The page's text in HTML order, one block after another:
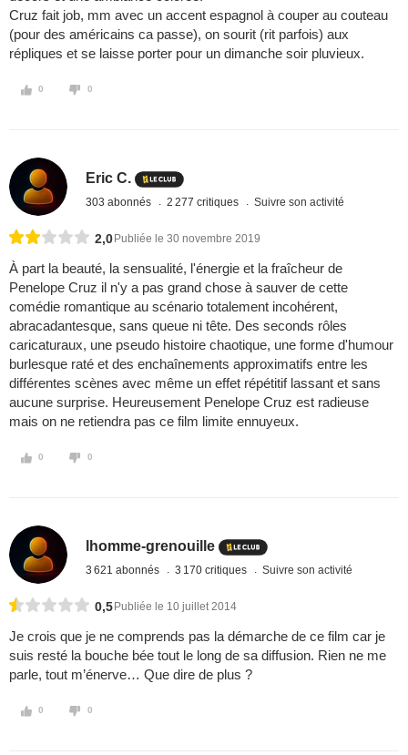
Cruz fait job, mm avec un accent espagnol à couper au couteau
(pour des américains ca passe), on sourit (rit parfois) aux
répliques et se laisse porter pour un dimanche soir pluvieux.
0 0
Eric C.
303 abonnés 2 277 critiques Suivre son activité
2,0 Publiée le 30 novembre 2019
À part la beauté, la sensualité, l'énergie et la fraîcheur de
Penelope Cruz il n'y a pas grand chose à sauver de cette
comédie romantique au scénario totalement incohérent,
abracadantesque, sans queue ni tête. Des seconds rôles
caricaturaux, une pseudo histoire chaotique, une forme d'humour
burlesque raté et des enchaînements approximatifs entre les
différentes scènes avec même un effet répétitif lassant et sans
aucune surprise. Heureusement Penelope Cruz est radieuse
mais on ne retiendra pas ce film limite ennuyeux.
0 0
lhomme-grenouille
3 621 abonnés 3 170 critiques Suivre son activité
0,5 Publiée le 10 juillet 2014
Je crois que je ne comprends pas la démarche de ce film car je
suis resté la bouche bée tout le long de sa diffusion. Rien ne me
parle, tout m’énerve… Que dire de plus ?
0 0